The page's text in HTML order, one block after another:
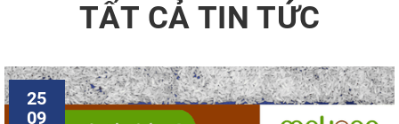
TẤT CẢ TIN TỨC
25
09